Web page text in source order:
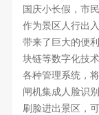
国庆小长假，市
作为景区人行出
带来了巨大的便
块链等数字化技
各种管理系统，
闸机集成人脸识
刷脸进出景区，